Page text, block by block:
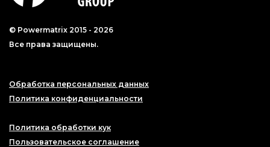
© Powermatrix 2015 - 2026
Все права защищены.
Обработка персональных данных
Политика конфиденциальности
Политика обработки кук
Пользовательское соглашение